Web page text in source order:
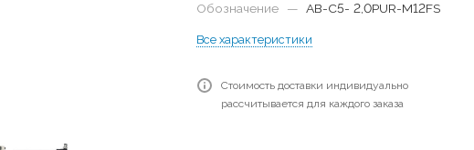
Обозначение
— AB-C5- 2,0PUR-M12FS
Все характеристики
Стоимость доставки индивидуально
рассчитывается для каждого заказа